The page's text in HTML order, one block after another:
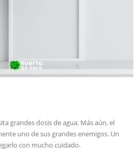
grandes dosis de agua. Más aún, el
uno de sus grandes enemigos. Un
con mucho cuidado.